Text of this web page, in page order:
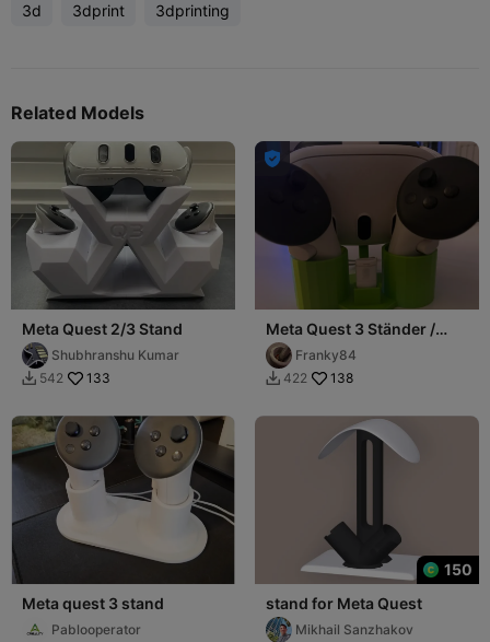
3d 3dprint 3dprinting
Related Models
Meta Quest 2/3 Stand
Shubhranshu Kumar
 542 133

Meta Quest 3 Ständer /
Meta Quest 3 Stand
Franky84
 422 138
Meta quest 3 stand
Pablooperator
150
stand for Meta Quest
Mikhail Sanzhakov